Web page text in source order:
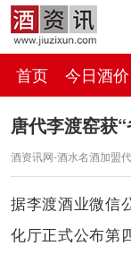
首页 今日酒价
百科
唐代李渡窑获
酒资讯网-酒水名酒加盟
据李渡酒业微信
化厅正式公布第